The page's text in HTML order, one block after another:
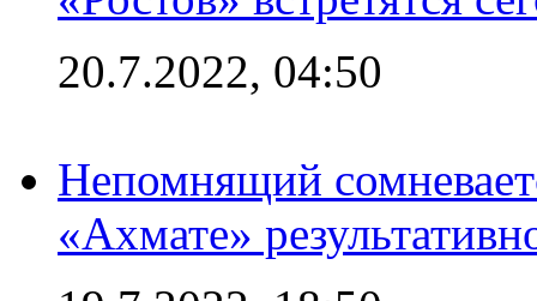
20.7.2022, 04:50
Непомнящий
«Ахмате»